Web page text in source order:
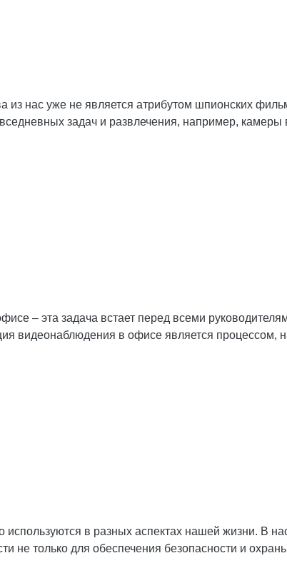
из нас уже не является атрибутом шпионских
задач и развлечения, например,
– эта задача встает перед всеми
видеонаблюдения в офисе является
в разных аспектах нашей жизни. В
не только для обеспечения безопасности и